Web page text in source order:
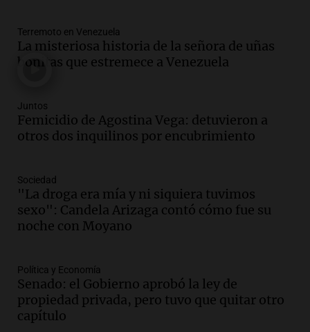
Episodios
Audio.La justicia investiga una estafa
millonaria a través de una financiera en
Panorama Federal
Episodios
Audio.Cómo serán los desalojos exprés
ley de propiedad privada
Ahora país
Episodios
Audio. Se inaugura la décimo primera
Panorama Federal
Episodios
Audio.Se atrincheró la intendenta
interina de Villa Santa Cruz del Lago
Terremoto en Venezuela
La misteriosa historia de la señora de uñas
bonitas que estremece a Venezuela
Juntos
Femicidio de Agostina Vega: detuvieron a
otros dos inquilinos por encubrimiento
Sociedad
"La droga era mía y ni siquiera tuvimos
sexo": Candela Arizaga contó cómo fue su
noche con Moyano
Política y Economía
Senado: el Gobierno aprobó la ley de
propiedad privada, pero tuvo que quitar otro
capítulo